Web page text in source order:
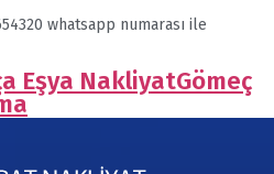
whatsapp numarası ile
Eşya NakliyatGömeç